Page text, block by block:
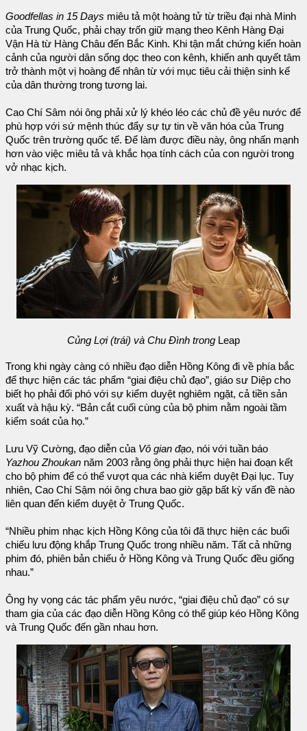
Goodfellas in 15 Days miêu tả một hoàng tử từ triều đại nhà Minh
của Trung Quốc, phải chạy trốn giữ mạng theo Kênh Hàng Đại
Vận Hà từ Hàng Châu đến Bắc Kinh. Khi tận mắt chứng kiến hoàn
cảnh của người dân sống dọc theo con kênh, khiến anh quyết tâm
trở thành một vị hoàng đế nhân từ với mục tiêu cải thiện sinh kế
của dân thường trong tương lai.
Cao Chí Sâm nói ông phải xử lý khéo léo các chủ đề yêu nước để
phù hợp với sứ mệnh thúc đẩy sự tự tin về văn hóa của Trung
Quốc trên trường quốc tế. Để làm được điều này, ông nhấn mạnh
hơn vào việc miêu tả và khắc họa tính cách của con người trong
vở nhạc kịch.
Củng Lợi (trái) và Chu Đình trong Leap
Trong khi ngày càng có nhiều đạo diễn Hồng Kông đi về phía bắc
để thực hiện các tác phẩm “giai điệu chủ đạo”, giáo sư Diệp cho
biết họ phải đối phó với sự kiểm duyệt nghiêm ngặt, cả tiền sản
xuất và hậu kỳ. “Bản cắt cuối cùng của bộ phim nằm ngoài tầm
kiểm soát của họ.”
Lưu Vỹ Cường, đạo diễn của Vô gian đạo, nói với tuần báo
Yazhou Zhoukan năm 2003 rằng ông phải thực hiện hai đoạn kết
cho bộ phim để có thể vượt qua các nhà kiểm duyệt Đại lục. Tuy
nhiên, Cao Chí Sậm nói ông chưa bao giờ gặp bất kỳ vấn đề nào
liên quan đến kiểm duyệt ở Trung Quốc.
“Nhiều phim nhạc kịch Hồng Kông của tôi đã thực hiện các buổi
chiếu lưu động khắp Trung Quốc trong nhiều năm. Tất cả những
phim đó, phiên bản chiếu ở Hồng Kông và Trung Quốc đều giống
nhau.”
Ông hy vọng các tác phẩm yêu nước, “giai điệu chủ đạo” có sự
tham gia của các đạo diễn Hồng Kông có thể giúp kéo Hồng Kông
và Trung Quốc đến gần nhau hơn.